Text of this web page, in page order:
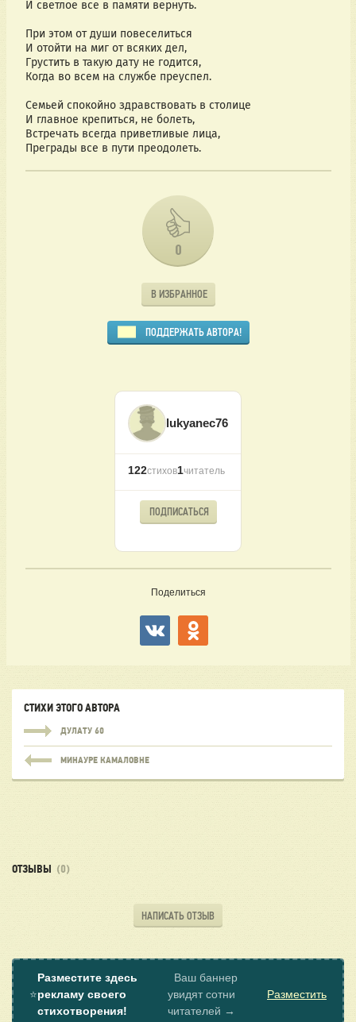
И светлое все в памяти вернуть.
При этом от души повеселиться
И отойти на миг от всяких дел,
Грустить в такую дату не годится,
Когда во всем на службе преуспел.
Семьей спокойно здравствовать в столице
И главное крепиться, не болеть,
Встречать всегда приветливые лица,
Преграды все в пути преодолеть.
0
В ИЗБРАННОЕ
ПОДДЕРЖАТЬ АВТОРА!
lukyanec76
122стихов1читатель
ПОДПИСАТЬСЯ
Поделиться
СТИХИ ЭТОГО АВТОРА
ДУЛАТУ 60
МИНАУРЕ КАМАЛОВНЕ
ОТЗЫВЫ (0)
НАПИСАТЬ ОТЗЫВ
⭐
Разместите здесь
рекламу своего
стихотворения!
Ваш баннер
увидят сотни
читателей →
Разместить